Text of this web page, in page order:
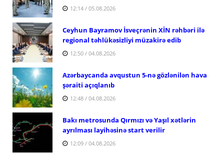
12:14 / 05.08.2026
Ceyhun Bayramov İsveçrənin XİN rəhbəri ilə
regional təhlükəsizliyi müzakirə edib
12:50 / 04.08.2026
Azərbaycanda avqustun 5-nə gözlənilən hava
şəraiti açıqlanıb
12:48 / 04.08.2026
Bakı metrosunda Qırmızı və Yaşıl xətlərin
ayrılması layihəsinə start verilir
12:09 / 04.08.2026